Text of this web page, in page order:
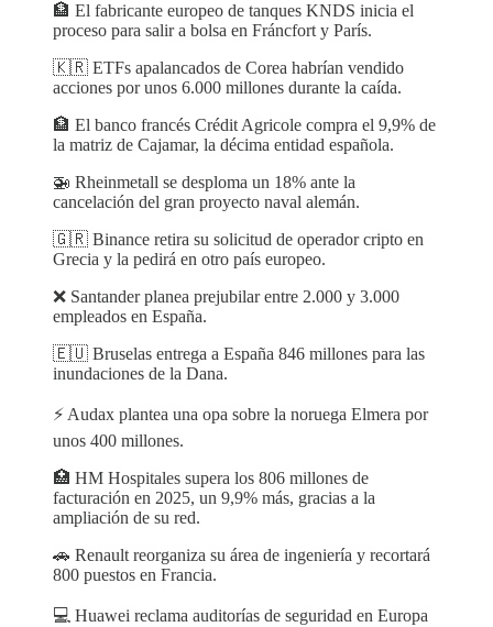
🏦 El fabricante europeo de tanques KNDS inicia el
proceso para salir a bolsa en Fráncfort y París.
🇰🇷 ETFs apalancados de Corea habrían vendido
acciones por unos 6.000 millones durante la caída.
🏦 El banco francés Crédit Agricole compra el 9,9% de
la matriz de Cajamar, la décima entidad española.
🚁 Rheinmetall se desploma un 18% ante la
cancelación del gran proyecto naval alemán.
🇬🇷 Binance retira su solicitud de operador cripto en
Grecia y la pedirá en otro país europeo.
❌ Santander planea prejubilar entre 2.000 y 3.000
empleados en España.
🇪🇺 Bruselas entrega a España 846 millones para las
inundaciones de la Dana.
⚡️ Audax plantea una opa sobre la noruega Elmera por
unos 400 millones.
🏥 HM Hospitales supera los 806 millones de
facturación en 2025, un 9,9% más, gracias a la
ampliación de su red.
🚗 Renault reorganiza su área de ingeniería y recortará
800 puestos en Francia.
💻 Huawei reclama auditorías de seguridad en Europa